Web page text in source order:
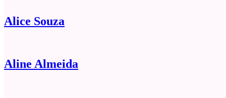
Alice Souza
Aline Almeida